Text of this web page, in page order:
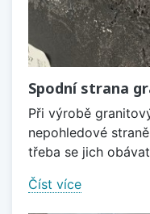
Spodní strana
Při výrobě
nepohledové
třeba se jich
Číst více